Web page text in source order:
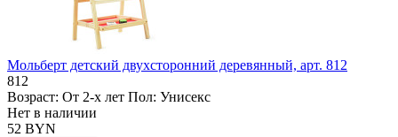
Мольберт детский двухсторонний деревянный, арт. 812
812
Возраст: От 2-х лет Пол: Унисекс
Нет в наличии
52 BYN